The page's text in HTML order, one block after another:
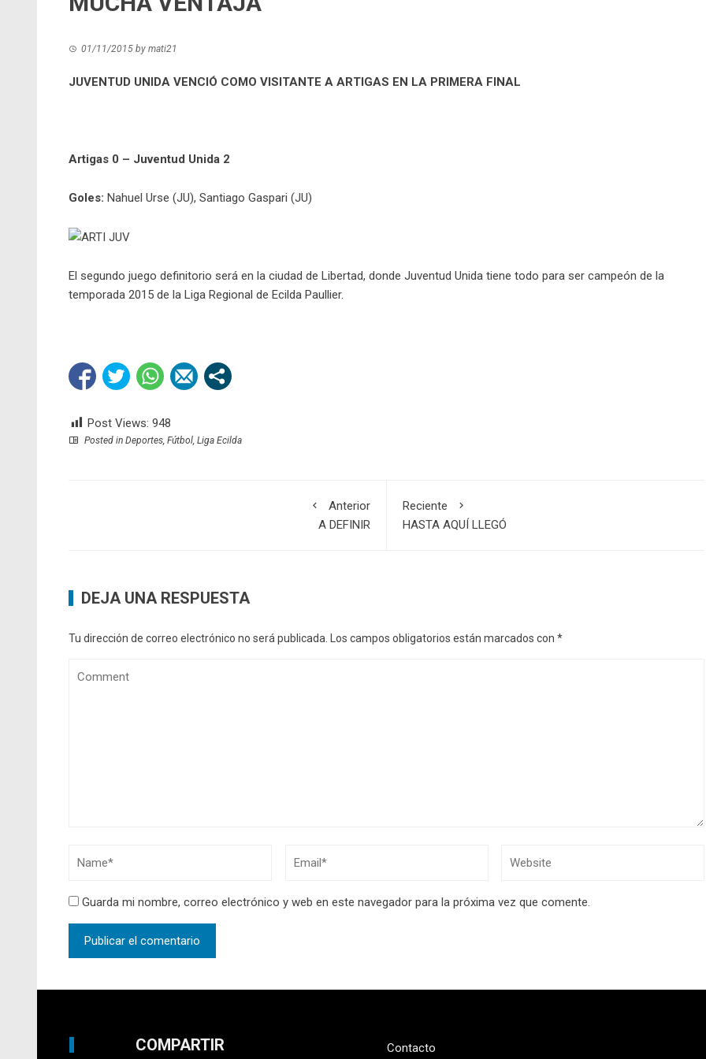
01/11/2015 by mati21
JUVENTUD UNIDA VENCIÓ COMO VISITANTE A ARTIGAS EN LA PRIMERA FINAL
Artigas 0 – Juventud Unida 2
Goles: Nahuel Urse (JU), Santiago Gaspari (JU)
El segundo juego definitorio será en la ciudad de Libertad, donde Juventud Unida tiene todo para ser campeón de la
temporada 2015 de la Liga Regional de Ecilda Paullier.
Post Views: 948
Posted in Deportes, Fútbol, Liga Ecilda
Anterior
A DEFINIR
Reciente
HASTA AQUÍ LLEGÓ
DEJA UNA RESPUESTA
Tu dirección de correo electrónico no será publicada. Los campos obligatorios están marcados con *
Guarda mi nombre, correo electrónico y web en este navegador para la próxima vez que comente.
COMPARTIR Contacto